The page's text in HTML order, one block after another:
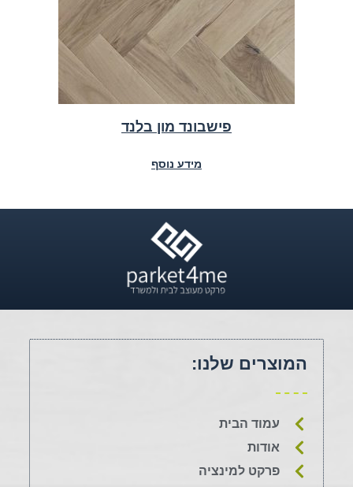
פישבונד מון בלנד
מידע נוסף
המוצרים שלנו:
עמוד הבית
אודות
פרקט למינציה